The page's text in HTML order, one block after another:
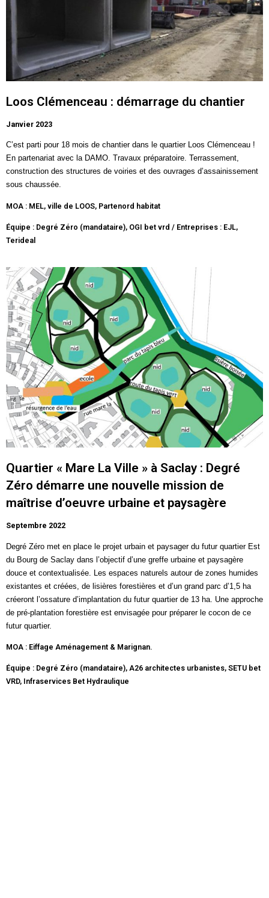
Loos Clémenceau : démarrage du chantier
Janvier 2023
C’est parti pour 18 mois de chantier dans le quartier Loos Clémenceau !
En partenariat avec la DAMO. Travaux préparatoire. Terrassement,
construction des structures de voiries et des ouvrages d’assainissement
sous chaussée.
MOA : MEL, ville de LOOS, Partenord habitat
Équipe : Degré Zéro (mandataire), OGI bet vrd / Entreprises : EJL,
Terideal
Quartier « Mare La Ville » à Saclay : Degré
Zéro démarre une nouvelle mission de
maîtrise d’oeuvre urbaine et paysagère
Septembre 2022
Degré Zéro met en place le projet urbain et paysager du futur quartier Est
du Bourg de Saclay dans l’objectif d’une greffe urbaine et paysagère
douce et contextualisée. Les espaces naturels autour de zones humides
existantes et créées, de lisières forestières et d’un grand parc d’1,5 ha
créeront l’ossature d’implantation du futur quartier de 13 ha. Une approche
de pré-plantation forestière est envisagée pour préparer le cocon de ce
futur quartier.
MOA : Eiffage Aménagement & Marignan.
Équipe : Degré Zéro (mandataire), A26 architectes urbanistes, SETU bet
VRD, Infraservices Bet Hydraulique